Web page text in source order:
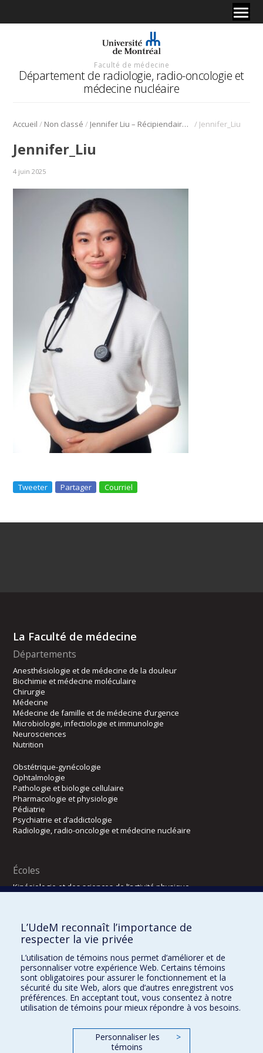
Faculté de médecine
Département de radiologie, radio-oncologie et
médecine nucléaire
Accueil / Non classé / Jennifer Liu – Récipiendaire de la Bourse d’excellence Dr Jacques-Saltiel 2025 et d’une bourse PREMIER / Jennifer_Liu
Jennifer_Liu
4 juin 2025
Tweeter Partager Courriel
La Faculté de médecine
Départements
Anesthésiologie et de médecine de la douleur
Biochimie et médecine moléculaire
Chirurgie
Médecine
Médecine de famille et de médecine d’urgence
Microbiologie, infectiologie et immunologie
Neurosciences
Nutrition
Obstétrique-gynécologie
Ophtalmologie
Pathologie et biologie cellulaire
Pharmacologie et physiologie
Pédiatrie
Psychiatrie et d’addictologie
Radiologie, radio-oncologie et médecine nucléaire
Écoles
Kinésiologie et des sciences de l’activité physique
Directions
DPC
CPASS
Éthique clinique
L’UdeM reconnaît l’importance de
respecter la vie privée
L’utilisation de témoins nous permet d’améliorer et de
personnaliser votre expérience Web. Certains témoins
sont obligatoires pour assurer le fonctionnement et la
sécurité du site Web, alors que d’autres enregistrent vos
préférences. En acceptant tout, vous consentez à notre
utilisation de témoins pour mieux répondre à vos besoins.
Personnaliser les
témoins
>